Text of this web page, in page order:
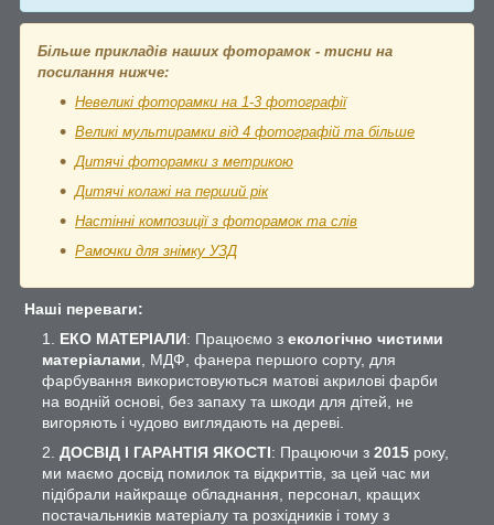
Більше прикладів наших фоторамок - тисни на
посилання нижче:
Невеликі фоторамки на 1-3 фотографії
Великі мультирамки від 4 фотографій та більше
Дитячі фоторамки з метрикою
Дитячі колажі на перший рік
Настінні композиції з фоторамок та слів
Рамочки для знімку УЗД
Наші переваги:
ЕКО МАТЕРІАЛИ: Працюємо з екологічно чистими
матеріалами , МДФ, фанера першого сорту, для
фарбування використовуються матові акрилові фарби
на водній основі, без запаху та шкоди для дітей, не
вигоряють і чудово виглядають на дереві.
ДОСВІД І ГАРАНТІЯ ЯКОСТІ: Працюючи з 2015 року,
ми маємо досвід помилок та відкриттів, за цей час ми
підібрали найкраще обладнання, персонал, кращих
постачальників матеріалу та розхідників і тому з